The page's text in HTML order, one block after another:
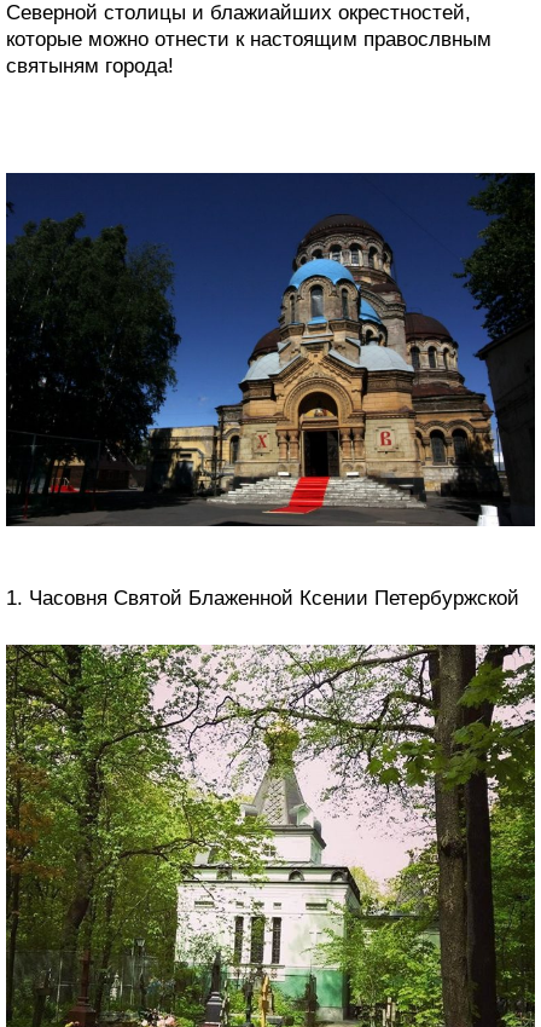
Северной столицы и блажиайших окрестностей,
которые можно отнести к настоящим правослвным
святыням города!
1. Часовня Святой Блаженной Ксении Петербуржской